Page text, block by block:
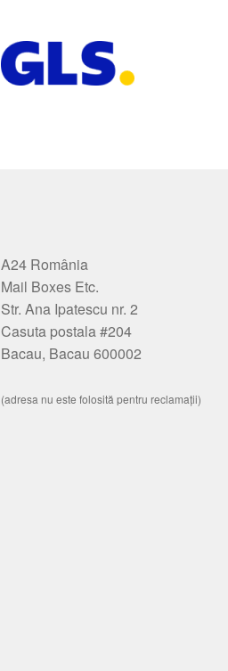
A24 România
Mail Boxes Etc.
Str. Ana Ipatescu nr. 2
Casuta postala #204
Bacau, Bacau 600002
(adresa nu este folosită pentru reclamații)